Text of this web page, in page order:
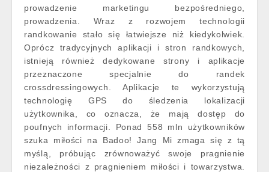
prowadzenie marketingu bezpośredniego,
prowadzenia. Wraz z rozwojem technologii
randkowanie stało się łatwiejsze niż kiedykolwiek.
Oprócz tradycyjnych aplikacji i stron randkowych,
istnieją również dedykowane strony i aplikacje
przeznaczone specjalnie do randek
crossdressingowych. Aplikacje te wykorzystują
technologię GPS do śledzenia lokalizacji
użytkownika, co oznacza, że mają dostęp do
poufnych informacji. Ponad 558 mln użytkowników
szuka miłości na Badoo! Jang Mi zmaga się z tą
myślą, próbując zrównoważyć swoje pragnienie
niezależności z pragnieniem miłości i towarzystwa.